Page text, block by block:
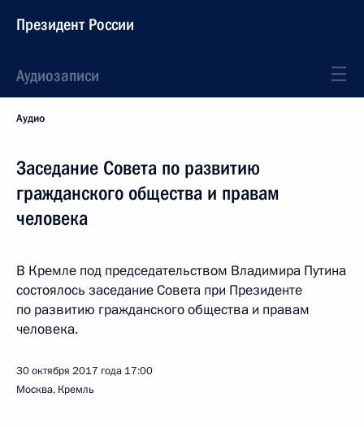
Президент России
Аудиозаписи
Аудио
Заседание Совета по развитию
гражданского общества и правам
человека
В Кремле под председательством Владимира Путина
состоялось заседание Совета при Президенте
по развитию гражданского общества и правам
человека.
30 октября 2017 года 17:00
Москва, Кремль